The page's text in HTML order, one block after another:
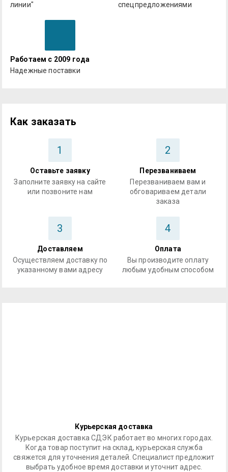
линии"
спецпредложениями
Работаем с 2009 года
Надежные поставки
Как заказать
1
Оставьте заявку
Заполните заявку на сайте
или позвоните нам
2
Перезваниваем
Перезваниваем вам и
обговариваем детали
заказа
3
Доставляем
Осуществляем доставку по
указанному вами адресу
4
Оплата
Вы производите оплату
любым удобным способом
Курьерская доставка
Курьерская доставка СДЭК работает во многих городах.
Когда товар поступит на склад, курьерская служба
свяжется для уточнения деталей. Специалист предложит
выбрать удобное время доставки и уточнит адрес.